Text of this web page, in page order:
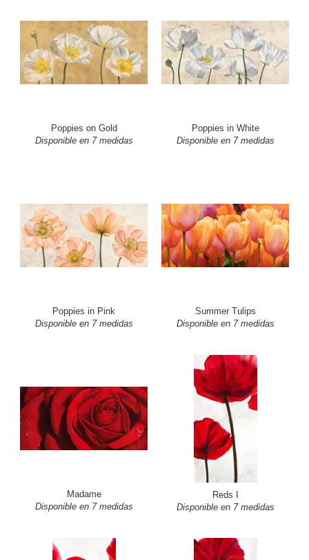
Poppies on Gold
Disponible en 7 medidas
Poppies in White
Disponible en 7 medidas
Poppies in Pink
Disponible en 7 medidas
Summer Tulips
Disponible en 7 medidas
Madame
Disponible en 7 medidas
Reds I
Disponible en 7 medidas